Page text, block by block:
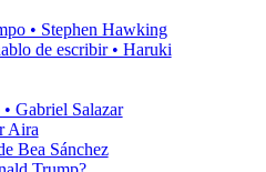
• Stephen Hawking
de escribir • Haruki
Gabriel Salazar
Aira
Bea Sánchez